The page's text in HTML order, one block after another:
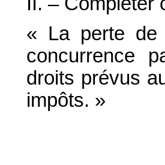
« La perte de
concurrence
droits prévus
impôts. »